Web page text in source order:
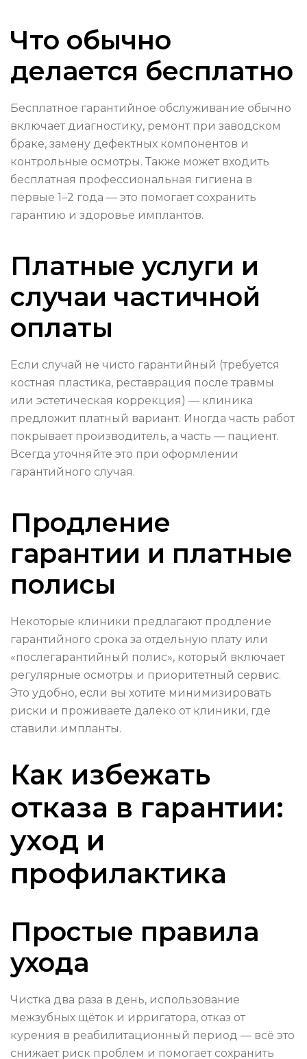
Что обычно
делается бесплатно
Бесплатное гарантийное обслуживание обычно
включает диагностику, ремонт при заводском
браке, замену дефектных компонентов и
контрольные осмотры. Также может входить
бесплатная профессиональная гигиена в
первые 1–2 года — это помогает сохранить
гарантию и здоровье имплантов.
Платные услуги и
случаи частичной
оплаты
Если случай не чисто гарантийный (требуется
костная пластика, реставрация после травмы
или эстетическая коррекция) — клиника
предложит платный вариант. Иногда часть работ
покрывает производитель, а часть — пациент.
Всегда уточняйте это при оформлении
гарантийного случая.
Продление
гарантии и платные
полисы
Некоторые клиники предлагают продление
гарантийного срока за отдельную плату или
«послегарантийный полис», который включает
регулярные осмотры и приоритетный сервис.
Это удобно, если вы хотите минимизировать
риски и проживаете далеко от клиники, где
ставили импланты.
Как избежать
отказа в гарантии:
уход и
профилактика
Простые правила
ухода
Чистка два раза в день, использование
межзубных щёток и ирригатора, отказ от
курения в реабилитационный период — всё это
снижает риск проблем и помогает сохранить